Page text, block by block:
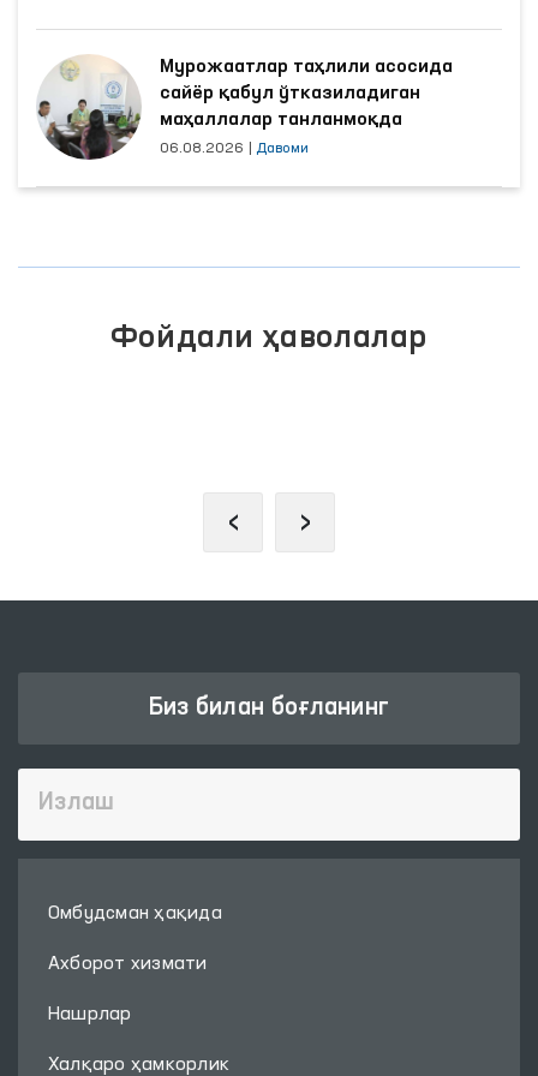
Мурожаатлар таҳлили асосида
сайёр қабул ўтказиладиган
маҳаллалар танланмоқда
06.08.2026 Давоми
Фойдали ҳаволалар
‹ ›
Биз билан боғланинг
Омбудсман ҳақида
Ахборот хизмати
Нашрлар
Халқаро ҳамкорлик